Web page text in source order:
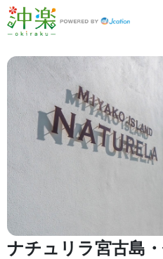
ナチュリラ宮古島